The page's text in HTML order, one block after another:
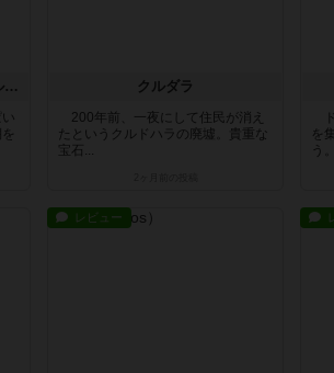
ア・プレイス・フォー・オール・マイ・ブックス クルダラ
200年前、一夜にして住民が消え
たというクルドハラの廃墟。貴重な
宝石...
ド
を
う
レビュー